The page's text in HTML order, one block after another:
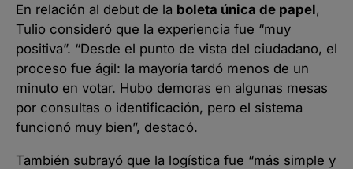
En relación al debut de la boleta única de papel,
Tulio consideró que la experiencia fue “muy
positiva”. “Desde el punto de vista del ciudadano, el
proceso fue ágil: la mayoría tardó menos de un
minuto en votar. Hubo demoras en algunas mesas
por consultas o identificación, pero el sistema
funcionó muy bien”, destacó.
También subrayó que la logística fue “más simple y